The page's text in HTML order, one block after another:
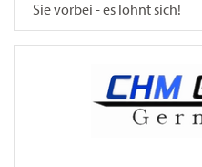
Sie vorbei - es lohnt sich!